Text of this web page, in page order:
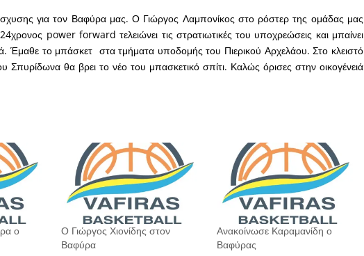
για τον Βαφύρα μας. Ο Γιώργος Λαμπονίκος στο ρόστερ της ομάδας μας
power forward τελειώνει τις στρατιωτικές του υποχρεώσεις και μπαίνει
Έμαθε το μπάσκετ στα τμήματα υποδομής του Πιερικού Αρχελάου. Στο κλειστό
Σπυρίδωνα θα βρει το νέο του μπασκετικό σπίτι. Καλώς όρισες στην οικογένειά
ο
Ο Γιώργος Χιονίδης στον
Βαφύρα
Ανακοίνωσε Καραμανίδη ο
Βαφύρας